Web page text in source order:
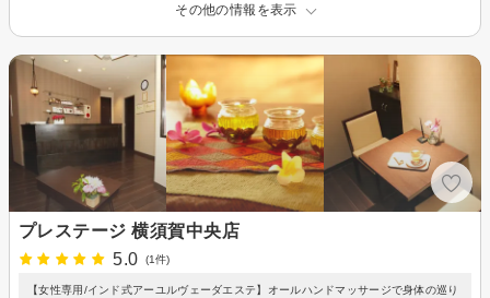
その他の情報を表示
プレステージ 横須賀中央店
5.0
(1件)
【女性専用/インド式アーユルヴェーダエステ】オールハンドマッサージで身体の巡り